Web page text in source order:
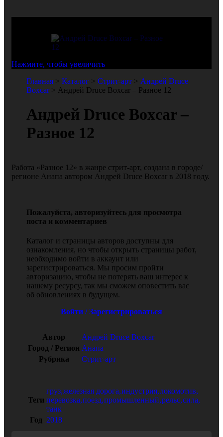
Нажмите, чтобы увеличить
Главная > Каталог > Стрит-арт > Андрей Druce
Boxcar> Андрей Druce Boxcar – Разное 12
Андрей Druce Boxcar –
Разное 12
Работа «Разное 12» в жанре стрит-арт, создана в городе/
регионе Анапа автором Андрей Druce Boxcar в 2018 году.
Пожалуйста, авторизуйтесь для просмотра
поста и комментариев
Каталог и страницы авторов доступны для
ознакомления, но чтобы открыть страницы работ,
необходимо войти в аккаунт или
зарегистрироваться. Мы просим пройти
авторизацию, чтобы не потерять ваш интерес к
нашему ресурсу, так мы сможем оповестить вас
об обновлениях в будущем.
Войти / Зарегистрироваться
Автор
Андрей Druce Boxcar
Город / Регион Анапа
Рубрика
Стрит-арт
Теги
груз,железная дорога,индустрия,локомотив,
перевозка,поезд,промышленный,рельс,сила,
танк
Год 2018